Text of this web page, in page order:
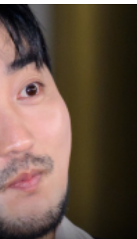
턴 직무에 대해 과도한 요구 조건
는 콘텐츠 기획 및 제작, 채널 운영
면서도 6개월 풀타임 인턴이라는
던 만큼, 이번 논란에 더욱 실망
.
용 공고문을 삭제했습니다. 회사
입니다.